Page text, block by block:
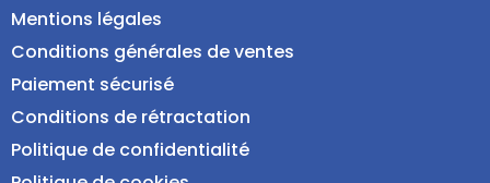
Mentions légales
Conditions générales de ventes
Paiement sécurisé
Conditions de rétractation
Politique de confidentialité